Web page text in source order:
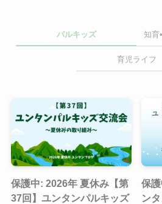
パルキッズ 知育
育児ライフ
保護中: 2026年 夏休み【第
37回】ユンタンパルキッズ
保
ン